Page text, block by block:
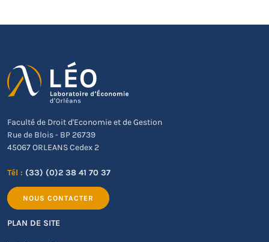
Faculté de Droit d'Economie et de Gestion
Rue de Blois - BP 26739
45067 ORLEANS Cedex 2
Tél : (33) (0)2 38 41 70 37
NOUS CONTACTER
PLAN DE SITE